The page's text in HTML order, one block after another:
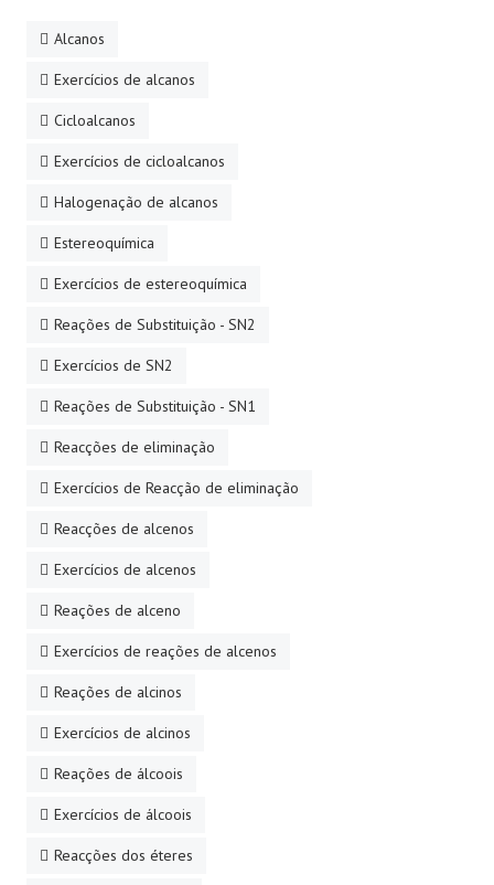
Alcanos
Exercícios de alcanos
Cicloalcanos
Exercícios de cicloalcanos
Halogenação de alcanos
Estereoquímica
Exercícios de estereoquímica
Reações de Substituição - SN2
Exercícios de SN2
Reações de Substituição - SN1
Reacções de eliminação
Exercícios de Reacção de eliminação
Reacções de alcenos
Exercícios de alcenos
Reações de alceno
Exercícios de reações de alcenos
Reações de alcinos
Exercícios de alcinos
Reações de álcoois
Exercícios de álcoois
Reacções dos éteres